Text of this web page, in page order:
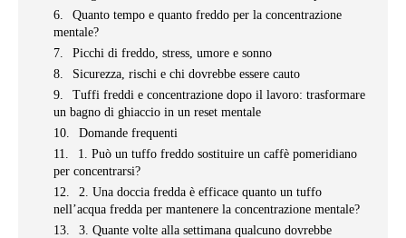
Quanto tempo e quanto freddo per la concentrazione
mentale?
Picchi di freddo, stress, umore e sonno
Sicurezza, rischi e chi dovrebbe essere cauto
Tuffi freddi e concentrazione dopo il lavoro: trasformare
un bagno di ghiaccio in un reset mentale
Domande frequenti
1. Può un tuffo freddo sostituire un caffè pomeridiano
per concentrarsi?
2. Una doccia fredda è efficace quanto un tuffo
nell’acqua fredda per mantenere la concentrazione mentale?
3. Quante volte alla settimana qualcuno dovrebbe